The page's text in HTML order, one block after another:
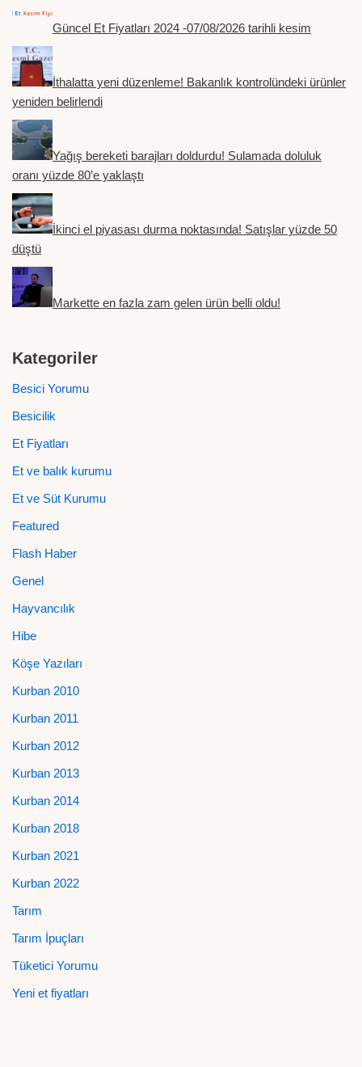
Güncel Et Fiyatları 2024 -07/08/2026 tarihli kesim
İthalatta yeni düzenleme! Bakanlık kontrolündeki ürünler
yeniden belirlendi
Yağış bereketi barajları doldurdu! Sulamada doluluk
oranı yüzde 80’e yaklaştı
İkinci el piyasası durma noktasında! Satışlar yüzde 50
düştü
Markette en fazla zam gelen ürün belli oldu!
Kategoriler
Besici Yorumu
Besicilik
Et Fiyatları
Et ve balık kurumu
Et ve Süt Kurumu
Featured
Flash Haber
Genel
Hayvancılık
Hibe
Köşe Yazıları
Kurban 2010
Kurban 2011
Kurban 2012
Kurban 2013
Kurban 2014
Kurban 2018
Kurban 2021
Kurban 2022
Tarım
Tarım İpuçları
Tüketici Yorumu
Yeni et fiyatları